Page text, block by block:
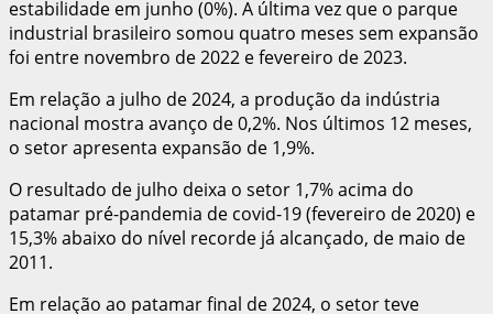
estabilidade em junho (0%). A última vez que o parque
industrial brasileiro somou quatro meses sem expansão
foi entre novembro de 2022 e fevereiro de 2023.
Em relação a julho de 2024, a produção da indústria
nacional mostra avanço de 0,2%. Nos últimos 12 meses,
o setor apresenta expansão de 1,9%.
O resultado de julho deixa o setor 1,7% acima do
patamar pré-pandemia de covid-19 (fevereiro de 2020) e
15,3% abaixo do nível recorde já alcançado, de maio de
2011.
Em relação ao patamar final de 2024, o setor teve